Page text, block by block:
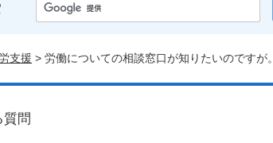
支援 > 労働についての相談窓口が知りたいのですが。
問